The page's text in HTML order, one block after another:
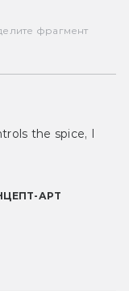
фрагмент
the spice, I
АРТ